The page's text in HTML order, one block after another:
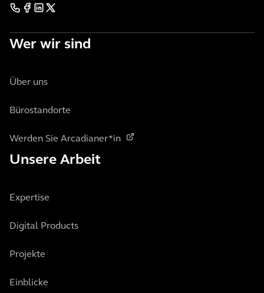
Wer wir sind
Über uns
Bürostandorte
Werden Sie Arcadianer*in
Unsere Arbeit
Expertise
Digital Products
Projekte
Einblicke